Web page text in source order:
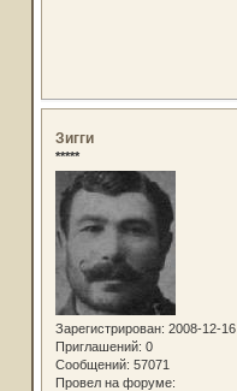
Зигги
*****
Зарегистрирован: 2008-12-16
Приглашений: 0
Сообщений: 57071
Провел на форуме: